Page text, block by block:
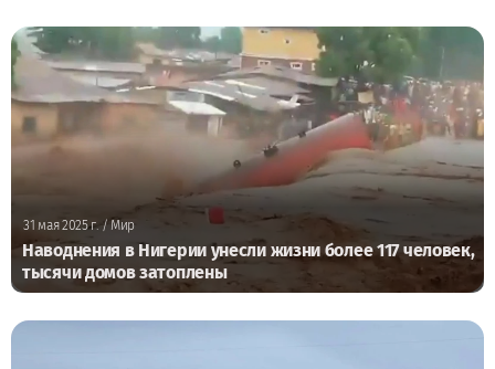
31 мая 2025 г./ Мир
Наводнения в Нигерии унесли жизни более 117 человек,
тысячи домов затоплены